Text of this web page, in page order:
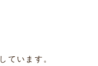
しています。